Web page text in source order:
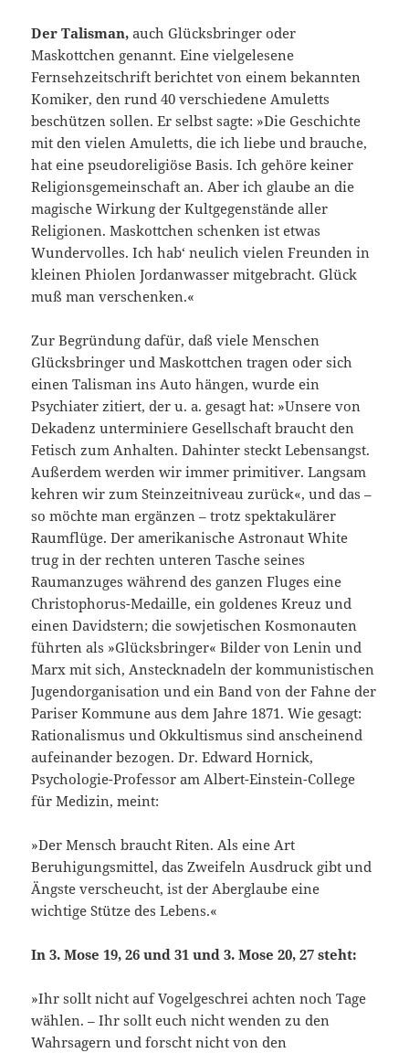
Der Talisman, auch Glücksbringer oder
Maskottchen genannt. Eine vielgelesene
Fernsehzeitschrift berichtet von einem bekannten
Komiker, den rund 40 verschiedene Amuletts
beschützen sollen. Er selbst sagte: »Die Geschichte
mit den vielen Amuletts, die ich liebe und brauche,
hat eine pseudoreligiöse Basis. Ich gehöre keiner
Religionsgemeinschaft an. Aber ich glaube an die
magische Wirkung der Kultgegenstände aller
Religionen. Maskottchen schenken ist etwas
Wundervolles. Ich hab‘ neulich vielen Freunden in
kleinen Phiolen Jordanwasser mitgebracht. Glück
muß man verschenken.«
Zur Begründung dafür, daß viele Menschen
Glücksbringer und Maskottchen tragen oder sich
einen Talisman ins Auto hängen, wurde ein
Psychiater zitiert, der u. a. gesagt hat: »Unsere von
Dekadenz unterminiere Gesellschaft braucht den
Fetisch zum Anhalten. Dahinter steckt Lebensangst.
Außerdem werden wir immer primitiver. Langsam
kehren wir zum Steinzeitniveau zurück«, und das –
so möchte man ergänzen – trotz spektakulärer
Raumflüge. Der amerikanische Astronaut White
trug in der rechten unteren Tasche seines
Raumanzuges während des ganzen Fluges eine
Christophorus-Medaille, ein goldenes Kreuz und
einen Davidstern; die sowjetischen Kosmonauten
führten als »Glücksbringer« Bilder von Lenin und
Marx mit sich, Anstecknadeln der kommunistischen
Jugendorganisation und ein Band von der Fahne der
Pariser Kommune aus dem Jahre 1871. Wie gesagt:
Rationalismus und Okkultismus sind anscheinend
aufeinander bezogen. Dr. Edward Hornick,
Psychologie-Professor am Albert-Einstein-College
für Medizin, meint:
»Der Mensch braucht Riten. Als eine Art
Beruhigungsmittel, das Zweifeln Ausdruck gibt und
Ängste verscheucht, ist der Aberglaube eine
wichtige Stütze des Lebens.«
In 3. Mose 19, 26 und 31 und 3. Mose 20, 27 steht:
»Ihr sollt nicht auf Vogelgeschrei achten noch Tage
wählen. – Ihr sollt euch nicht wenden zu den
Wahrsagern und forscht nicht von den